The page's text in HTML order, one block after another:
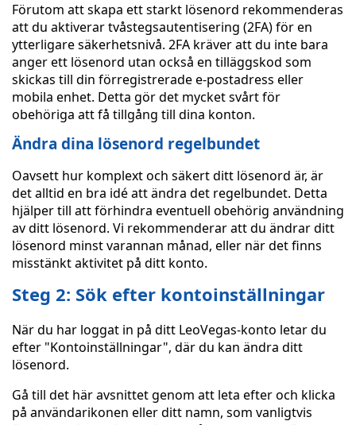
Förutom att skapa ett starkt lösenord rekommenderas
att du aktiverar tvåstegsautentisering (2FA) för en
ytterligare säkerhetsnivå. 2FA kräver att du inte bara
anger ett lösenord utan också en tilläggskod som
skickas till din förregistrerade e-postadress eller
mobila enhet. Detta gör det mycket svårt för
obehöriga att få tillgång till dina konton.
Ändra dina lösenord regelbundet
Oavsett hur komplext och säkert ditt lösenord är, är
det alltid en bra idé att ändra det regelbundet. Detta
hjälper till att förhindra eventuell obehörig användning
av ditt lösenord. Vi rekommenderar att du ändrar ditt
lösenord minst varannan månad, eller när det finns
misstänkt aktivitet på ditt konto.
Steg 2: Sök efter kontoinställningar
När du har loggat in på ditt LeoVegas-konto letar du
efter "Kontoinställningar", där du kan ändra ditt
lösenord.
Gå till det här avsnittet genom att leta efter och klicka
på användarikonen eller ditt namn, som vanligtvis